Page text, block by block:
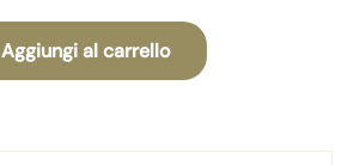
Aggiungi al carrello